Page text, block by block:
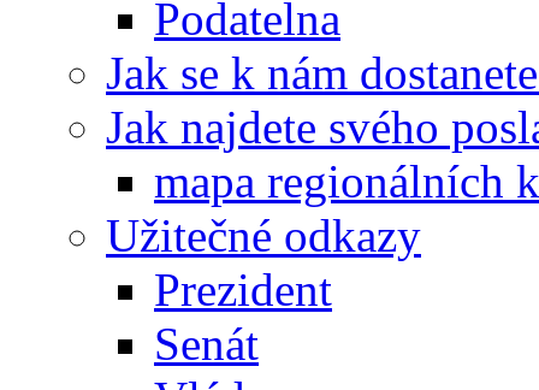
Podatelna
Jak se k nám
Jak najdete svého
mapa regionálních
Užitečné odkazy
Prezident
Senát